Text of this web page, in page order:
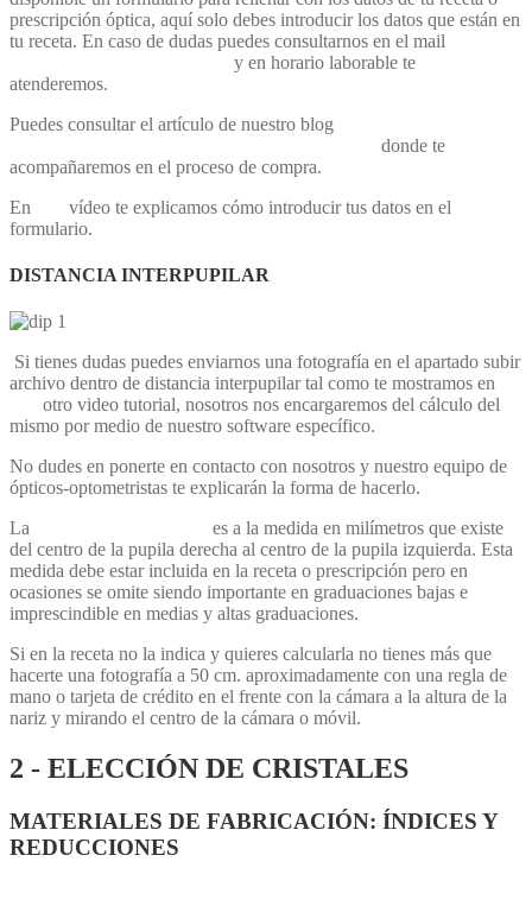
prescripción óptica, aquí solo debes introducir los datos que están en
tu receta. En caso de dudas puedes consultarnos en el mail
y en horario laborable te
atenderemos.
Puedes consultar el artículo de nuestro blog
donde te
acompañaremos en el proceso de compra.
En
vídeo te explicamos cómo introducir tus datos en el
formulario.
DISTANCIA INTERPUPILAR
Si tienes dudas puedes enviarnos una fotografía en el apartado subir
archivo dentro de distancia interpupilar tal como te mostramos en
otro video tutorial, nosotros nos encargaremos del cálculo del
mismo por medio de nuestro software específico.
No dudes en ponerte en contacto con nosotros y nuestro equipo de
ópticos-optometristas te explicarán la forma de hacerlo.
La
es a la medida en milímetros que existe
del centro de la pupila derecha al centro de la pupila izquierda. Esta
medida debe estar incluida en la receta o prescripción pero en
ocasiones se omite siendo importante en graduaciones bajas e
imprescindible en medias y altas graduaciones.
Si en la receta no la indica y quieres calcularla no tienes más que
hacerte una fotografía a 50 cm. aproximadamente con una regla de
mano o tarjeta de crédito en el frente con la cámara a la altura de la
nariz y mirando el centro de la cámara o móvil.
2 - ELECCIÓN DE CRISTALES
MATERIALES DE FABRICACIÓN: ÍNDICES Y
REDUCCIONES